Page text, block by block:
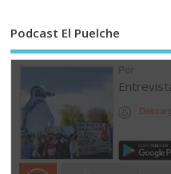
Podcast El Puelche